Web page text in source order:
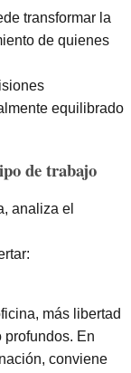
transformar la
de quienes
equilibrado
de trabajo
analiza el
más libertad
profundos. En
conviene